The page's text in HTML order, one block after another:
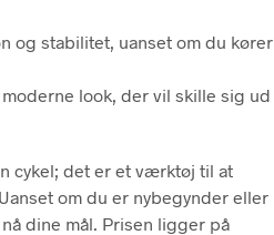
og stabilitet, uanset om du kører
look, der vil skille sig ud
cykel; det er et værktøj til at
om du er nybegynder eller
dine mål. Prisen ligger på